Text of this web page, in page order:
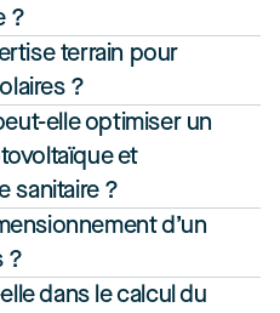
?
terrain pour
?
elle optimiser un
et
sanitaire ?
d’un
?
dans le calcul du